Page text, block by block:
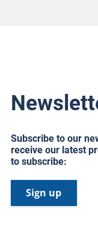
Subscribe to our
receive our latest
to subscribe:
Sign up